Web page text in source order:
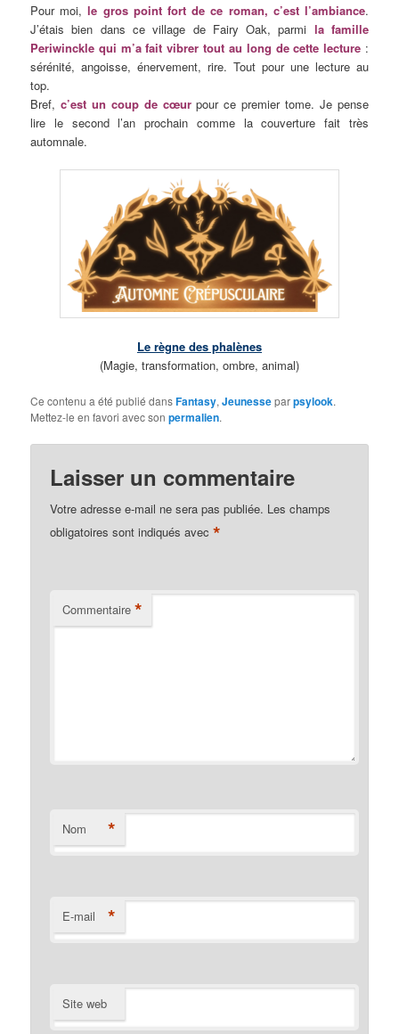
Pour moi,le gros point fort de ce roman, c’est l’ambiance.
J’étais bien dans ce village de Fairy Oak, parmi la famille
Periwinckle qui m’a fait vibrer tout au long de cette lecture :
sérénité, angoisse, énervement, rire. Tout pour une lecture au
top.
Bref, c’est un coup de cœurpour ce premier tome. Je pense
lire le second l’an prochain comme la couverture fait très
automnale.
Le règne des phalènes
(Magie, transformation, ombre, animal)
Ce contenu a été publié dansFantasy,Jeunesseparpsylook.
Mettez-le en favori avec sonpermalien.
Laisser un commentaire
Votre adresse e-mail ne sera pas publiée. Les champs
obligatoires sont indiqués avec*
Commentaire *
Nom *
E-mail *
Site web